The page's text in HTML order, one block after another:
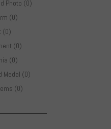
Photo (0)
(0)
(0)
(0)
(0)
Medal (0)
(0)